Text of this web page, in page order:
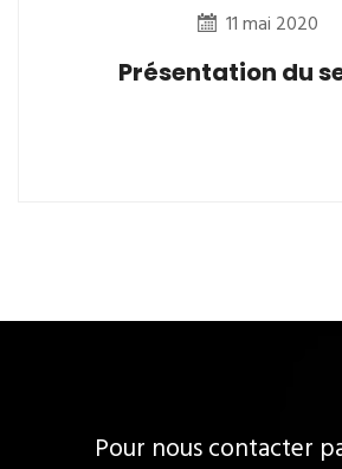
11 mai 2020
Présentation du
Pour nous contacter